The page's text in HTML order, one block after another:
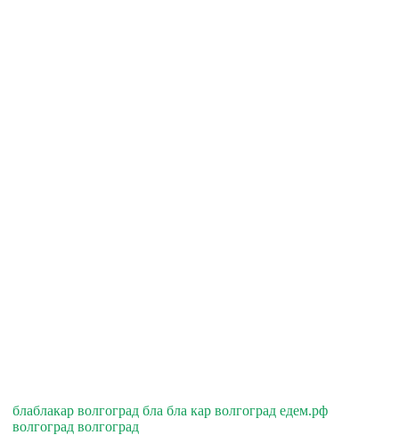
блаблакар волгоград бла бла кар волгоград едем.рф
волгоград волгоград